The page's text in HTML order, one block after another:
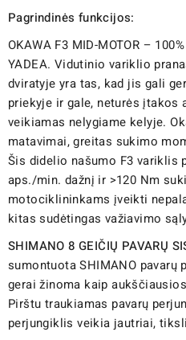
Pagrindinės funkcijos:
OKAWA F3 MID-MOTOR –
YADEA. Vidutinio variklio
dviratyje yra tas, kad jis gali
priekyje ir gale, neturės įtakos
veikiamas nelygiame kelyje.
matavimai, greitas sukimo
Šis didelio našumo F3 variklis
aps./min. dažnį ir >120 Nm
motociklininkams įveikti
kitas sudėtingas važiavimo
SHIMANO 8 GEIČIŲ PAVARŲ
sumontuota SHIMANO pavarų
gerai žinoma kaip
Pirštu traukiamas pavarų
perjungiklis veikia jautriai,